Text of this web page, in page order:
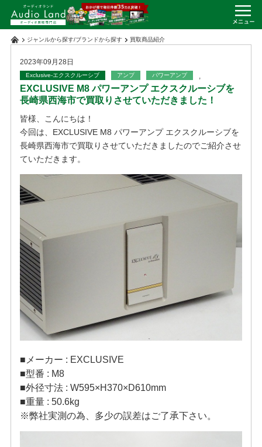
ジャンルから探す/ブランドから探す 買取商品紹介
2023年09月28日
Exclusive-エクスクルーシブ アンプ ,
パワーアンプ
EXCLUSIVE M8 パワーアンプ エクスクルーシブを
長崎県西海市で買取りさせていただきました！
皆様、こんにちは！
今回は、EXCLUSIVE M8 パワーアンプ エクスクルーシブを
長崎県西海市で買取りさせていただきましたのでご紹介させ
ていただきます。
■メーカー : EXCLUSIVE
■型番 : M8
■外径寸法 : W595×H370×D610mm
■重量 : 50.6kg
※弊社実測の為、多少の誤差はご了承下さい。